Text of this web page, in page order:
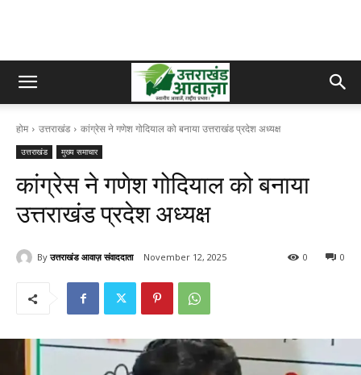
होम उत्तराखंड कांग्रेस ने गणेश गोदियाल को बनाया उत्तराखंड प्रदेश अध्यक्ष
उत्तराखंड मुख्य समाचार
कांग्रेस ने गणेश गोदियाल को बनाया
उत्तराखंड प्रदेश अध्यक्ष
By उत्तराखंड आवाज़ संवाददाता November 12, 2025 0
0